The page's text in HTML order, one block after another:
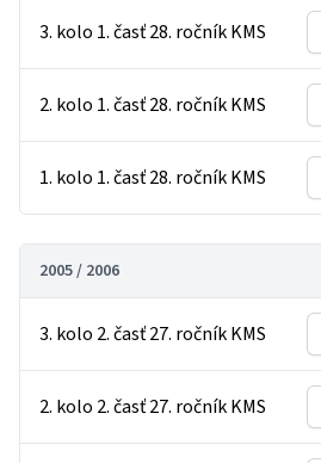
3. kolo 1. časť 28. ročník KMS
2. kolo 1. časť 28. ročník KMS
1. kolo 1. časť 28. ročník KMS
2005 / 2006
3. kolo 2. časť 27. ročník KMS
2. kolo 2. časť 27. ročník KMS